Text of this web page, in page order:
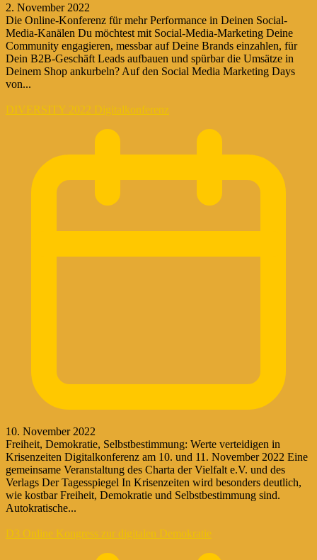
2. November 2022
Die Online-Konferenz für mehr Performance in Deinen Social-
Media-Kanälen Du möchtest mit Social-Media-Marketing Deine
Community engagieren, messbar auf Deine Brands einzahlen, für
Dein B2B-Geschäft Leads aufbauen und spürbar die Umsätze in
Deinem Shop ankurbeln? Auf den Social Media Marketing Days
von...
DIVERSITY 2022 Digitalkonferenz
10. November 2022
Freiheit, Demokratie, Selbstbestimmung: Werte verteidigen in
Krisenzeiten Digitalkonferenz am 10. und 11. November 2022 Eine
gemeinsame Veranstaltung des Charta der Vielfalt e.V. und des
Verlags Der Tagesspiegel In Krisenzeiten wird besonders deutlich,
wie kostbar Freiheit, Demokratie und Selbstbestimmung sind.
Autokratische...
D3 Online Kongress zur digitalen Demokratie